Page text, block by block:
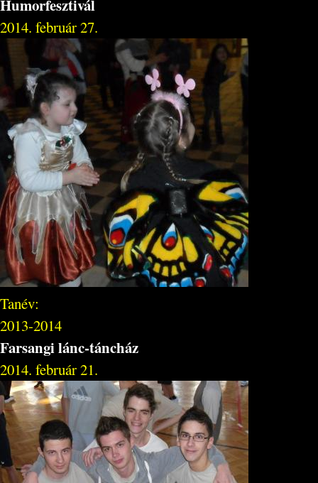
Humorfesztivál
2014. február 27.
Tanév:
2013-2014
Farsangi lánc-táncház
2014. február 21.